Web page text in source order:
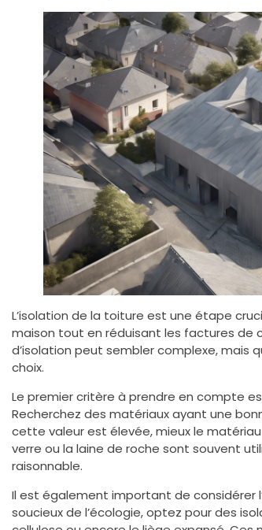
L’isolation de la toiture est une étape
maison tout en réduisant les factures de
d’isolation peut sembler complexe, mais
choix.
Le premier critère à prendre en compte
Recherchez des matériaux ayant une
cette valeur est élevée, mieux le
verre ou la laine de roche sont souvent
raisonnable.
Il est également important de considérer
soucieux de l’écologie, optez pour des